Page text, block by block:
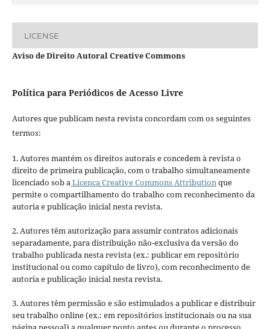
LICENSE
Aviso de Direito Autoral Creative Commons
Política para Periódicos de Acesso Livre
Autores que publicam nesta revista concordam com os seguintes
termos:
1. Autores mantém os direitos autorais e concedem à revista o
direito de primeira publicação, com o trabalho simultaneamente
licenciado sob aLicença Creative Commons Attributionque
permite o compartilhamento do trabalho com reconhecimento da
autoria e publicação inicial nesta revista.
2. Autores têm autorização para assumir contratos adicionais
separadamente, para distribuição não-exclusiva da versão do
trabalho publicada nesta revista (ex.: publicar em repositório
institucional ou como capítulo de livro), com reconhecimento de
autoria e publicação inicial nesta revista.
3. Autores têm permissão e são estimulados a publicar e distribuir
seu trabalho online (ex.: em repositórios institucionais ou na sua